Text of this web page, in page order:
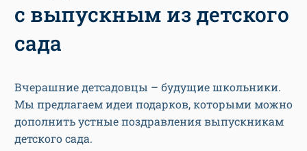
с выпускным из детского
сада
Вчерашние детсадовцы – будущие школьники.
Мы предлагаем идеи подарков, которыми можно
дополнить устные поздравления выпускникам
детского сада.